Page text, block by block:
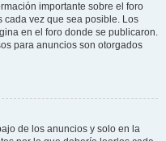
importante sobre el foro
vez que sea posible. Los
en el foro donde se publicaron.
para anuncios son otorgados
de los anuncios y solo en la